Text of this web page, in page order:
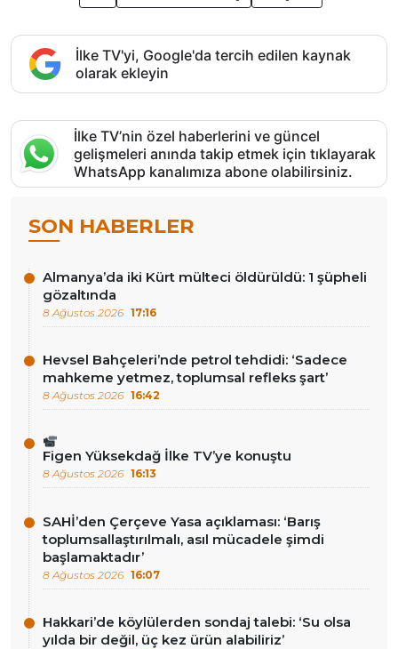
İlke TV'yi, Google'da tercih edilen kaynak
olarak ekleyin
İlke TV’nin özel haberlerini ve güncel
gelişmeleri anında takip etmek için tıklayarak
WhatsApp kanalımıza abone olabilirsiniz.
SON HABERLER
Almanya’da iki Kürt mülteci öldürüldü: 1 şüpheli
gözaltında
8 Ağustos 2026 17:16
Hevsel Bahçeleri’nde petrol tehdidi: ‘Sadece
mahkeme yetmez, toplumsal refleks şart’
8 Ağustos 2026 16:42
Figen Yüksekdağ İlke TV’ye konuştu
8 Ağustos 2026 16:13
SAHİ’den Çerçeve Yasa açıklaması: ‘Barış
toplumsallaştırılmalı, asıl mücadele şimdi
başlamaktadır’
8 Ağustos 2026 16:07
Hakkari’de köylülerden sondaj talebi: ‘Su olsa
yılda bir değil, üç kez ürün alabiliriz’